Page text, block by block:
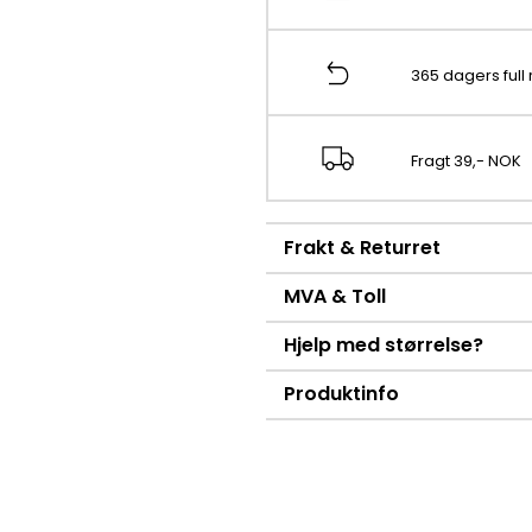
365 dagers full
Fragt 39,- NOK
Frakt & Returret
MVA & Toll
Hjelp med størrelse?
Produktinfo